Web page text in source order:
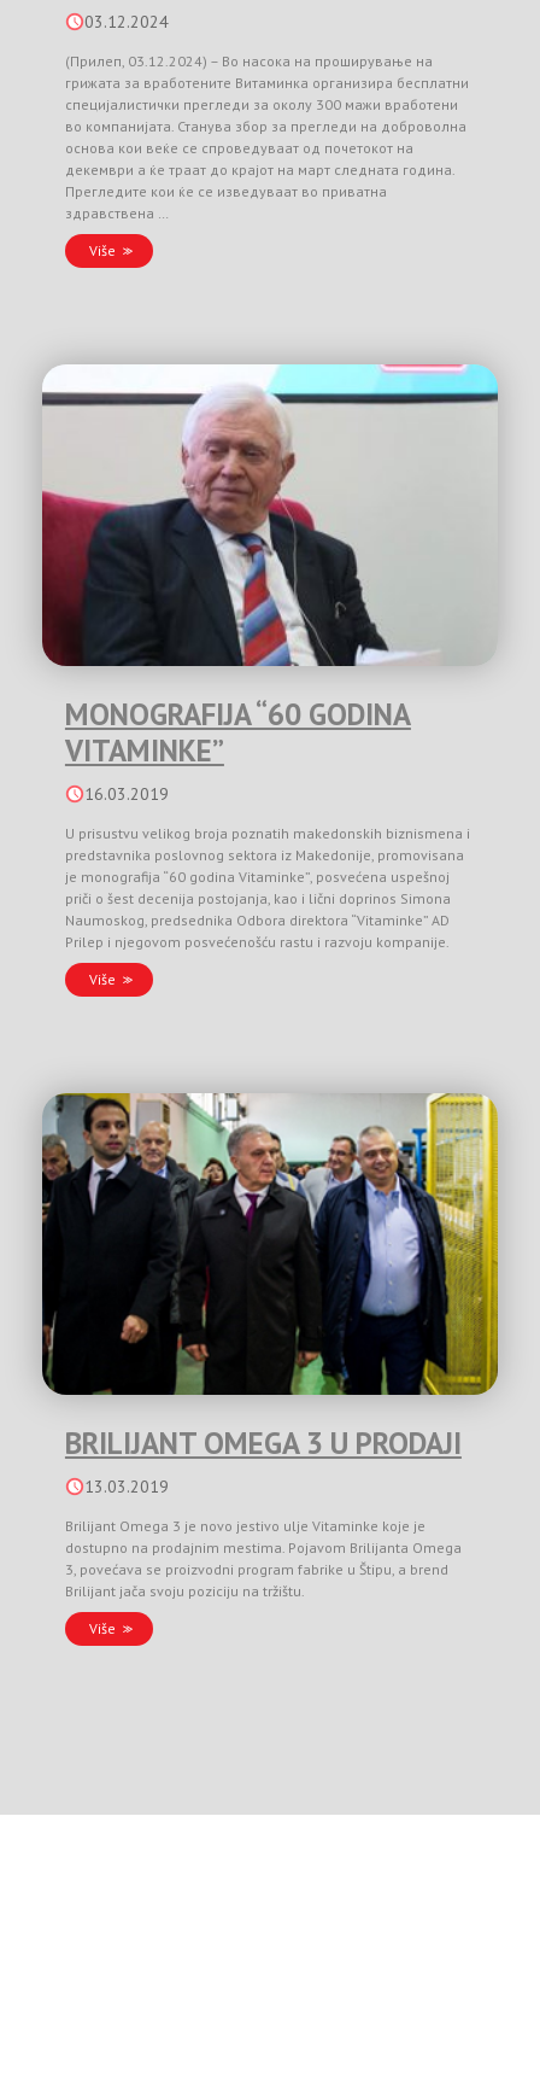
03.12.2024
(Прилеп, 03.12.2024) – Во насока на проширување на
грижата за вработените Витаминка организира бесплатни
специјалистички прегледи за околу 300 мажи вработени
во компанијата. Станува збор за прегледи на доброволна
основа кои веќе се спроведуваат од почетокот на
декември а ќе траат до крајот на март следната година.
Прегледите кои ќе се изведуваат во приватна
здравствена …
Više
MONOGRAFIJA “60 GODINA
VITAMINKE”
16.03.2019
U prisustvu velikog broja poznatih makedonskih biznismena i
predstavnika poslovnog sektora iz Makedonije, promovisana
je monografija “60 godina Vitaminke”, posvećena uspešnoj
priči o šest decenija postojanja, kao i lični doprinos Simona
Naumoskog, predsednika Odbora direktora “Vitaminke” AD
Prilep i njegovom posvećenošću rastu i razvoju kompanije.
Više
BRILIJANT OMEGA 3 U PRODAJI
13.03.2019
Brilijant Omega 3 je novo jestivo ulje Vitaminke koje je
dostupno na prodajnim mestima. Pojavom Brilijanta Omega
3, povećava se proizvodni program fabrike u Štipu, a brend
Brilijant jača svoju poziciju na tržištu.
Više